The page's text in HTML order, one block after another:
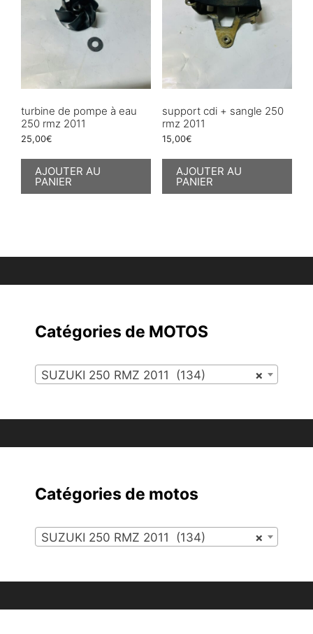
turbine de pompe à eau
250 rmz 2011
25,00€
AJOUTER AU
PANIER
support cdi + sangle 250
rmz 2011
15,00€
AJOUTER AU
PANIER
Catégories de MOTOS
×
SUZUKI 250 RMZ 2011 (134)
Catégories de motos
×
SUZUKI 250 RMZ 2011 (134)